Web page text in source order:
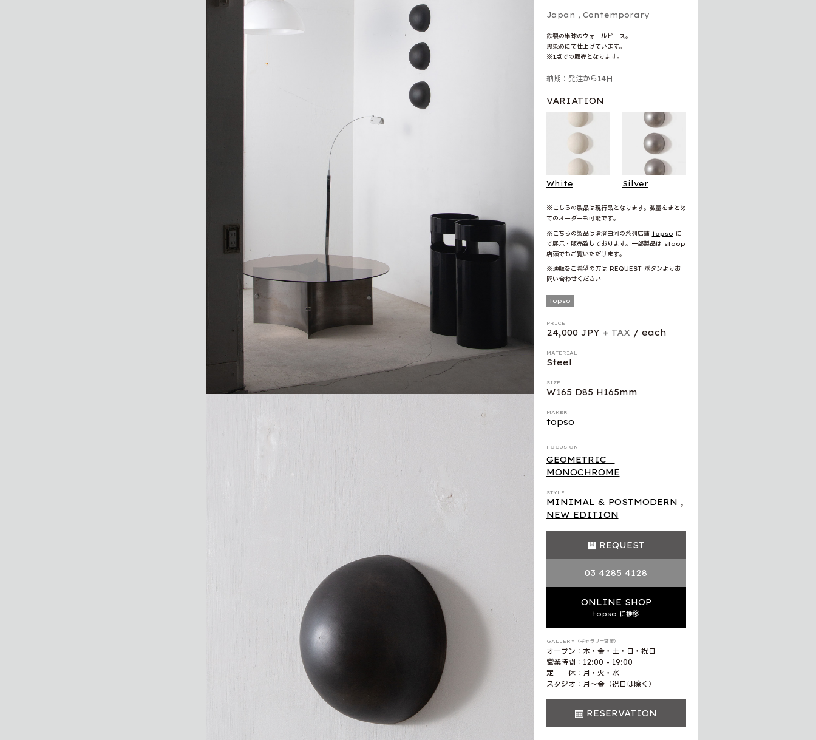
Japan , Contemporary
鉄製の半球のウォールピース。
黒染めにて仕上げています。
※1点での販売となります。
納期：発注から14日
VARIATION
White Silver
※こちらの製品は現行品となります。数量をまとめ
てのオーダーも可能です。
※こちらの製品は清澄白河の系列店舗 topso に
て展示・販売致しております。一部製品は stoop
店頭でもご覧いただけます。
※通販をご希望の方は REQUEST ボタンよりお
問い合わせください
topso
PRICE
24,000 JPY + TAX / each
MATERIAL
Steel
SIZE
W165 D85 H165mm
MAKER
topso
FOCUS ON
GEOMETRIC｜
MONOCHROME
STYLE
MINIMAL & POSTMODERN ,
NEW EDITION
REQUEST
03 4285 4128
ONLINE SHOP
topso に推移
GALLERY（ギャラリー営業）
オープン：木・金・土・日・祝日
営業時間：12:00 - 19:00
定 休：月・火・水
スタジオ：月〜金（祝日は除く）
RESERVATION